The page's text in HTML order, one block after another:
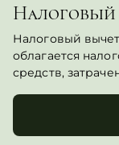
Налоговый
Налоговый вычет
облагается
средств,